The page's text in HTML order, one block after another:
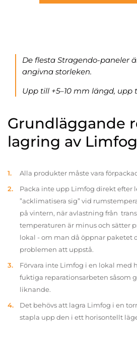
De flesta Stragendo-paneler
angivna storleken.
Upp till +5–10 mm längd, upp
Grundläggande
lagring av
Alla produkter måste vara
Packa inte upp Limfog direkt efter
”acklimatisera sig” vid
på vintern, när avlastning från
temperaturen är minus och sätter
lokal - om man då öppnar paketet
problemen att uppstå.
Förvara inte Limfog i en lokal med
fuktiga reparationsarbeten såsom
liknande.
Det behövs att lagra Limfog i en
stapla upp den i ett horisontellt